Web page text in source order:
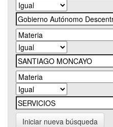
Iniciar nueva búsqueda